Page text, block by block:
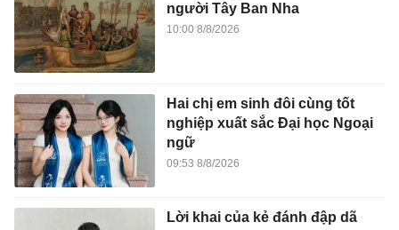
người Tây Ban Nha
10:00 8/8/2026
Hai chị em sinh đôi cùng tốt
nghiệp xuất sắc Đại học Ngoại
ngữ
09:53 8/8/2026
Lời khai của kẻ đánh đập dã